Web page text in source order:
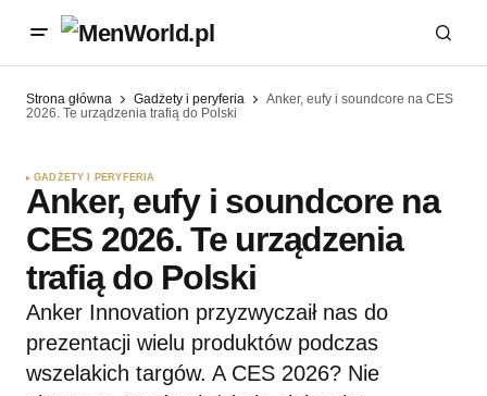
Strona główna Gadżety i peryferia
Anker, eufy i soundcore na CES
2026. Te urządzenia trafią do Polski
GADŻETY I PERYFERIA
Anker, eufy i soundcore na
CES 2026. Te urządzenia
trafią do Polski
Anker Innovation przyzwyczaił nas do
prezentacji wielu produktów podczas
wszelakich targów. A CES 2026? Nie